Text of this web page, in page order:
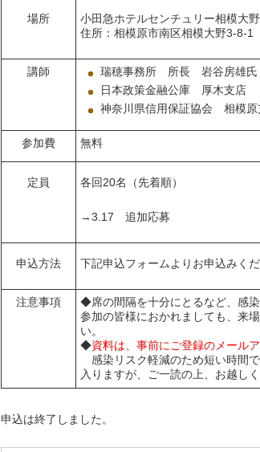
場所
小田急ホテルセンチュリー相模大
住所：相模原市南区相模大野3-8-
講師
瑞穂事務所 所長 岩谷房雄氏
日本政策金融公庫 厚木支店
神奈川県信用保証協会 相模原
参加費 無料
定員 各回20名（先着順）
→3.17 追加応募
申込方法 下記申込フォームよりお申込みくだ
注意事項
◆席の間隔を十分にとるなど、感
参加の皆様におかれましても、来
い。
◆資料は、事前にご登録のメール
感染リスク軽減のため短い時間
入りますが、ご一読の上、お越しく
申込は終了しました。